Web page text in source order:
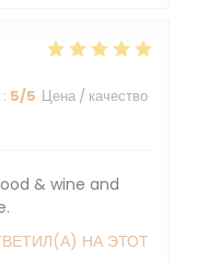
: 5/5 Цена / качество
& wine and
НА ЭТОТ